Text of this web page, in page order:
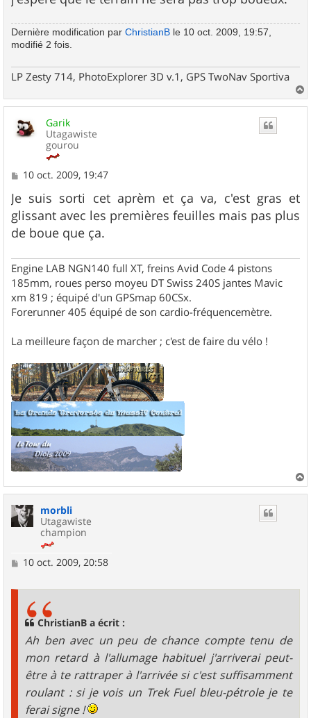
Dernière modification par ChristianB le 10 oct. 2009, 19:57,
modifié 2 fois.
LP Zesty 714, PhotoExplorer 3D v.1, GPS TwoNav Sportiva
a
Garik
Utagawiste
gourou
M
s
s
a
g
e
10 oct. 2009, 19:47
Je suis sorti cet aprèm et ça va, c'est gras et
glissant avec les premières feuilles mais pas plus
de boue que ça.
Engine LAB NGN140 full XT, freins Avid Code 4 pistons
185mm, roues perso moyeu DT Swiss 240S jantes Mavic
xm 819 ; équipé d'un GPSmap 60CSx.
Forerunner 405 équipé de son cardio-fréquencemètre.
La meilleure façon de marcher ; c'est de faire du vélo !
a
morbli
Utagawiste
champion
M10 oct. 2009, 20:58
ChristianB a écrit :
Ah ben avec un peu de chance compte tenu de
mon retard à l'allumage habituel j'arriverai peut-
être à te rattraper à l'arrivée si c'est suffisamment
roulant : si je vois un Trek Fuel bleu-pétrole je te
ferai signe !